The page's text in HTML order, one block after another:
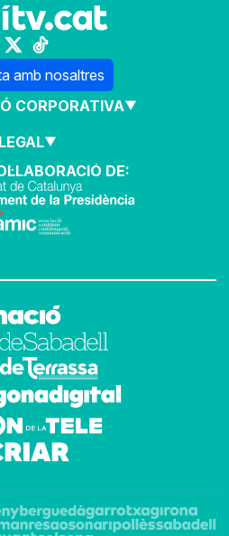
amb nosaltres
CORPORATIVA
LEGAL
DE: